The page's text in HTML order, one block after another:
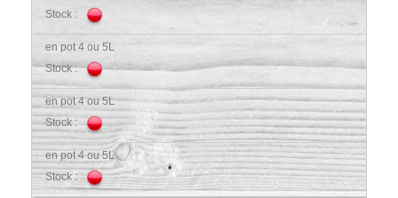
Stock :
en pot 4 ou 5L
Stock :
en pot 4 ou 5L
Stock :
en pot 4 ou 5L
Stock :